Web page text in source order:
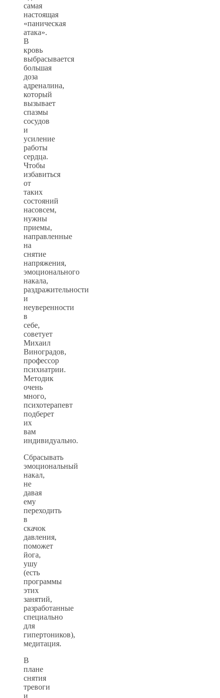
самая
настоящая
«паническая
атака».
В
кровь
выбрасывается
большая
доза
адреналина,
который
вызывает
спазмы
сосудов
и
усиление
работы
сердца.
Чтобы
избавиться
от
таких
состояний
насовсем,
нужны
приемы,
направленные
на
снятие
напряжения,
эмоционального
накала,
раздражительности
и
неуверенности
в
себе,
советует
Михаил
Виноградов,
профессор
психиатрии.
Методик
очень
много,
психотерапевт
подберет
их
вам
индивидуально.
Сбрасывать
эмоциональный
накал,
не
давая
ему
переходить
в
скачок
давления,
поможет
йога,
ушу
(есть
программы
этих
занятий,
разработанные
специально
для
гипертоников),
медитация.
В
плане
снятия
тревоги
и